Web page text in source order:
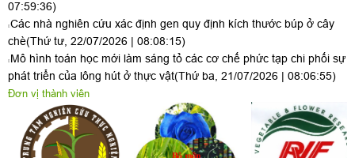
07:59:36)
Các nhà nghiên cứu xác định gen quy định kích thước búp ở cây
chè(Thứ tư, 22/07/2026 | 08:08:15)
Mô hình toán học mới làm sáng tỏ các cơ chế phức tạp chi phối sự
phát triển của lông hút ở thực vật(Thứ ba, 21/07/2026 | 08:06:55)
Đơn vị thành viên